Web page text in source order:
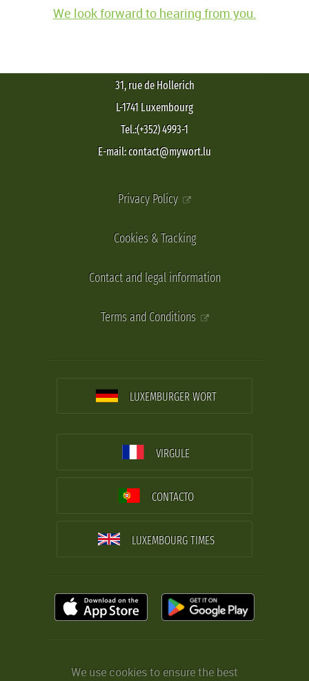
We look forward to hearing from you.
31, rue de Hollerich
L-1741 Luxembourg
Tel.:(+352) 4993-1
E-mail: contact@mywort.lu
Privacy Policy
Cookies & Tracking
Contact and legal information
Terms and Conditions
LUXEMBURGER WORT
VIRGULE
CONTACTO
LUXEMBOURG TIMES
We use cookies to ensure the best